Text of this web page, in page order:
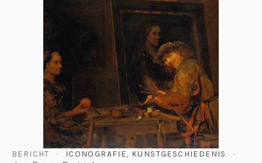
BERICHT ICONOGRAFIE, KUNSTGESCHIEDENIS